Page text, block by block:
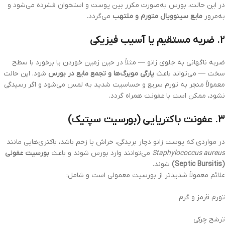
در این حالت، بورس به‌صورت مکرر بین پوست و استخوان فشرده می‌شود و
به‌مرور مایع سینوویال متورم و ملتهب می‌گردد.
۲. ضربه مستقیم یا آسیب فیزیکی
ضربه ناگهانی به جلوی زانو — مثلاً در حین زمین خوردن یا برخورد با سطح
سخت — می‌تواند باعث پارگی مویرگ‌ها و تجمع مایع در بورس شود. این حالت
معمولاً منجر به تورم سریع و حساسیت شدید به لمس می‌شود و اگر رسیدگی
نشود، ممکن است با عفونت همراه گردد.
۳. عفونت باکتریایی (بورسیت سپتیک)
در مواردی که پوست زانو دچار بریدگی، خراش یا زخم باشد، باکتری‌هایی مانند
Staphylococcus aureus می‌توانند وارد بورس شوند و باعث بورسیت عفونی
(Septic Bursitis)
شوند.
علائم معمولاً شدیدتر از بورسیت معمولی است و شامل:
تورم قرمز و گرم
ترشح چرکی